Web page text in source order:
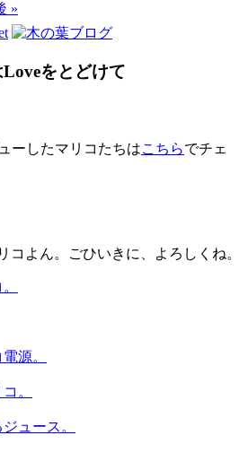
»
ーしたマリコたちはこちらでチェ
コよん。ごひいきに、よろしくね。
源。
。
ュース。